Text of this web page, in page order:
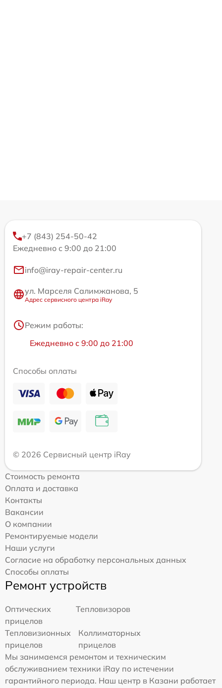
+7 (843) 254-50-42
Ежедневно с 9:00 до 21:00
info@iray-repair-center.ru
ул. Марселя Салимжанова, 5
Адрес сервисного центра iRay
Режим работы:
Ежедневно с 9:00 до 21:00
Способы оплаты
© 2026 Сервисный центр iRay
Стоимость ремонта
Оплата и доставка
Контакты
Вакансии
О компании
Ремонтируемые модели
Наши услуги
Согласие на обработку персональных данных
Способы оплаты
Ремонт устройств
Оптических
прицелов
Тепловизоров
Тепловизионных
прицелов
Коллиматорных
прицелов
Мы занимаемся ремонтом и техническим
обслуживанием техники iRay по истечении
гарантийного периода. Наш центр в Казани работает